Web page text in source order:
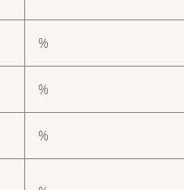
%
%
%